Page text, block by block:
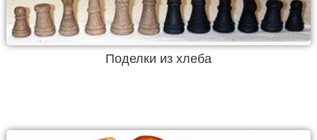
Поделки из хлеба